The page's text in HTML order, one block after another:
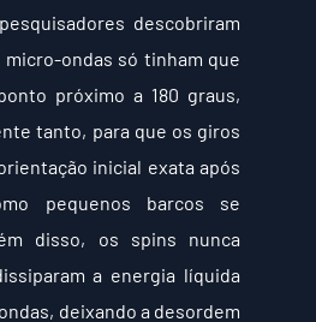
descobriram
ondas só tinham que
próximo a 180 graus,
tanto, para que os giros
inicial exata após
pequenos barcos se
disso, os spins nunca
a energia líquida
deixando a desordem